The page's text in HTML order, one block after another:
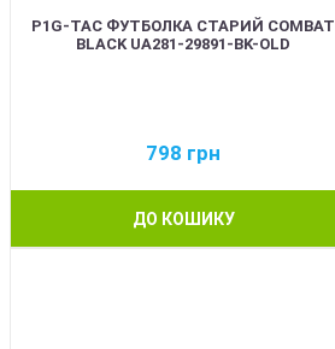
P1G-TAC ФУТБОЛКА СТАРИЙ COMBAT
BLACK UA281-29891-BK-OLD
798 грн
ДО КОШИКУ